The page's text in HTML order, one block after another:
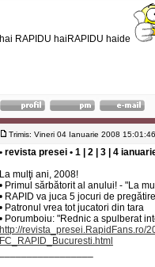
hai RAPIDU haiRAPIDU haide
Trimis: Vineri 04 Ianuarie 2008 15:01:46
• revista presei • 1 | 2 | 3 | 4
La mulţi ani, 2008!
• Primul sărbătorit al anului! - "La
• RAPID va juca 5 jocuri de
• Patronul vrea tot jucatori din tara
• Porumboiu: "Rednic a spulberat
http://
FC_RAPID_Bucuresti.html